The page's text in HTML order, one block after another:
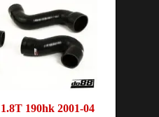
190hk 2001-04